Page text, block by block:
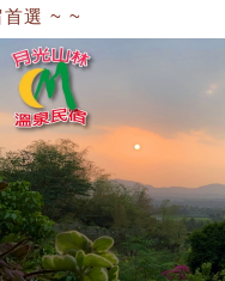
選 ~ ~